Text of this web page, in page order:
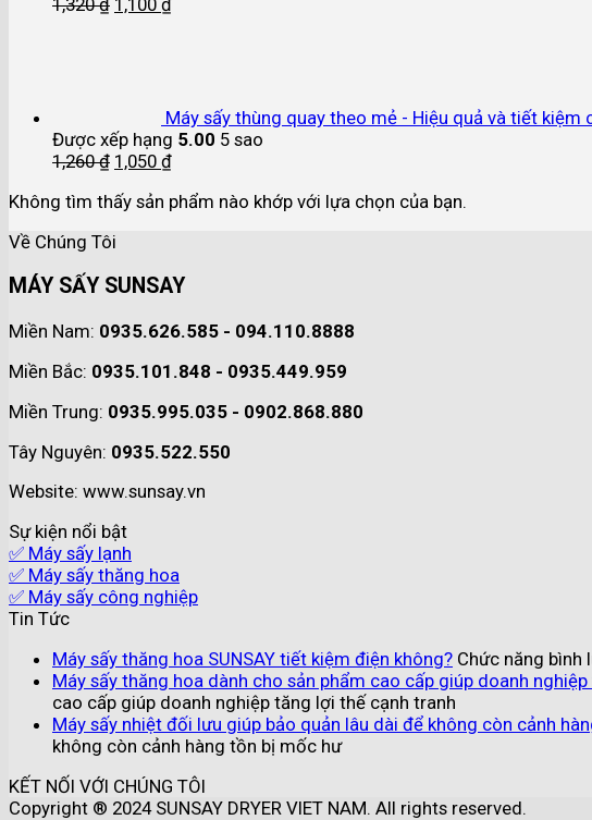
1,320₫ 1,100 ₫
Máy sấy thùng quay theo mẻ - Hiệu quả và tiết kiệm
Được xếp hạng 5.00 5 sao
1,260₫ 1,050 ₫
Không tìm thấy sản phẩm nào khớp với lựa chọn của bạn.
Về Chúng Tôi
MÁY SẤY SUNSAY
Miền Nam: 0935.626.585 - 094.110.8888
Miền Bắc: 0935.101.848 - 0935.449.959
Miền Trung: 0935.995.035 - 0902.868.880
Tây Nguyên: 0935.522.550
Website: www.sunsay.vn
Sự kiện nổi bật
✅ Máy sấy lạnh
✅ Máy sấy thăng hoa
✅ Máy sấy công nghiệp
Tin Tức
Máy sấy thăng hoa SUNSAY tiết kiệm điện không? Chức năng bình
Máy sấy thăng hoa dành cho sản phẩm cao cấp giúp doanh
cao cấp giúp doanh nghiệp tăng lợi thế cạnh tranh
Máy sấy nhiệt đối lưu giúp bảo quản lâu dài để không còn cảnh
không còn cảnh hàng tồn bị mốc hư
KẾT NỐI VỚI CHÚNG TÔI
Copyright ® 2024 SUNSAY DRYER VIET NAM. All rights reserved.